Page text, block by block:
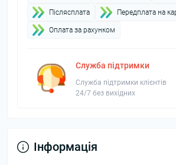
Пiслясплата Передплата на
Оплата за рахунком
Служба підтримки
Служба підтримки клієнтів
24/7 без вихідних
Інформація